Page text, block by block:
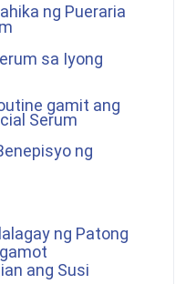
ng Pueraria
sa Iyong
gamit ang
Serum
ng
ng Patong
ang Susi